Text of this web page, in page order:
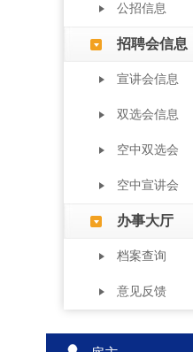
公招信息
招聘会信息
宣讲会信息
双选会信息
空中双选会
空中宣讲会
办事大厅
档案查询
意见反馈